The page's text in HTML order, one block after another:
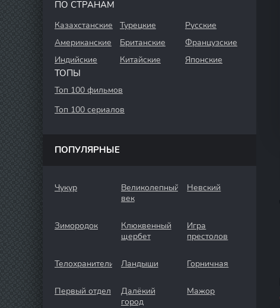
ПО СТРАНАМ
Казахстанские Турецкие
Русские
Американские
Британские
Французские
Индийские
Китайские Японские
ТОПЫ
Топ 100 фильмов
Топ 100 сериалов
ПОПУЛЯРНЫЕ
Чукур
Великолепный
век
Невский
Зимородок
Клюквенный
щербет
Игра
престолов
Телохранители Ландыши Горничная
Первый отдел
Далёкий
город
Мажор